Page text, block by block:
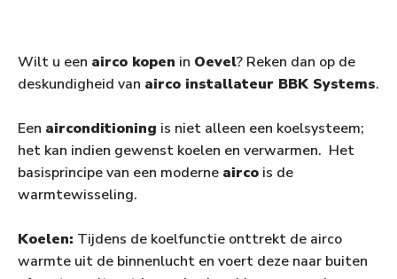
Wilt u een airco kopen in Oevel? Reken dan op de
deskundigheid van airco installateur BBK Systems.
Een airconditioning is niet alleen een koelsysteem;
het kan indien gewenst koelen en verwarmen. Het
basisprincipe van een moderne airco is de
warmtewisseling.
Koelen: Tijdens de koelfunctie onttrekt de airco
warmte uit de binnenlucht en voert deze naar buiten